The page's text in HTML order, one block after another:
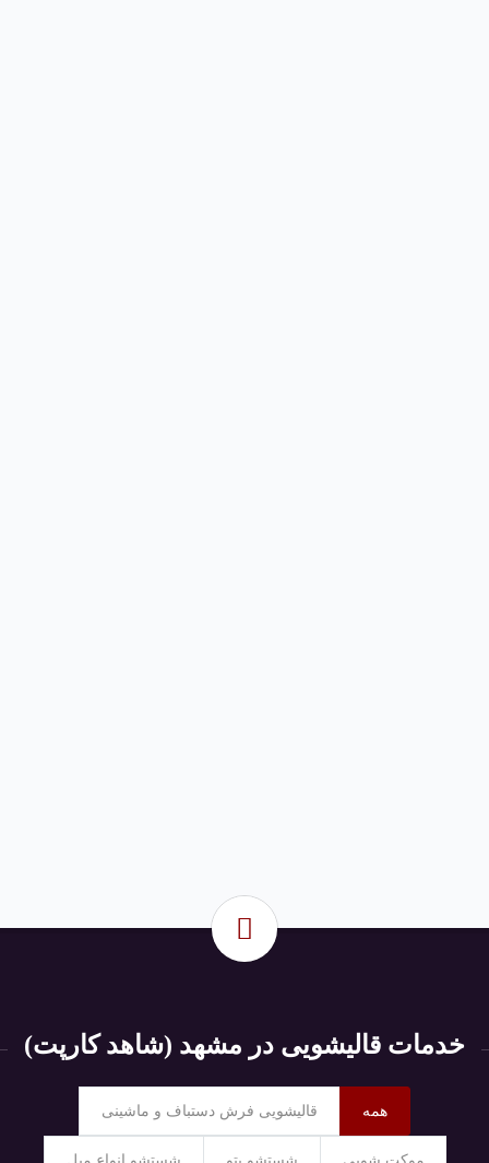
خدمات قالیشویی در مشهد (شاهد کارپت)
همه قالیشویی فرش دستباف و ماشینی